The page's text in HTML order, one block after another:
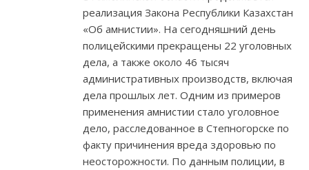
реализация Закона Республики Казахстан
«Об амнистии». На сегодняшний день
полицейскими прекращены 22 уголовных
дела, а также около 46 тысяч
административных производств, включая
дела прошлых лет. Одним из примеров
применения амнистии стало уголовное
дело, расследованное в Степногорске по
факту причинения вреда здоровью по
неосторожности. По данным полиции, в